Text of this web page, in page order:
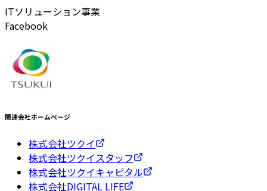
ITソリューション事業
Facebook
関連会社ホームページ
株式会社ツクイ
株式会社ツクイスタッフ
株式会社ツクイキャピタル
株式会社DIGITAL LIFE